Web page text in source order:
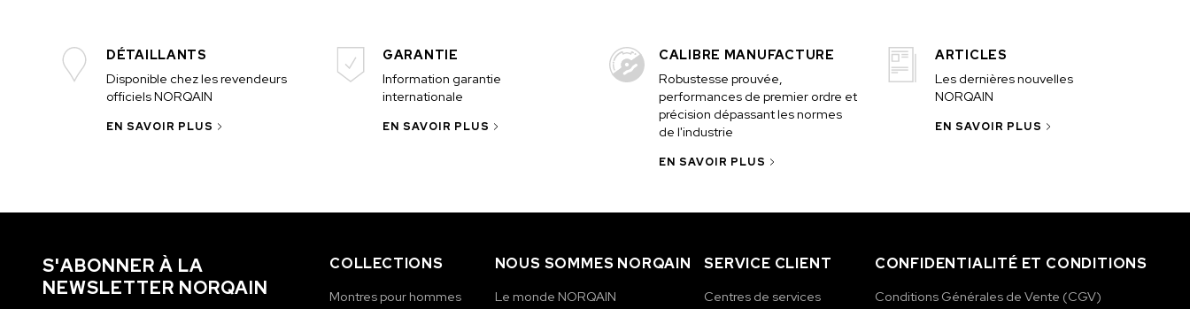
DÉTAILLANTS
Disponible chez les revendeurs
officiels NORQAIN
EN SAVOIR PLUS
GARANTIE
Information garantie
internationale
EN SAVOIR PLUS
CALIBRE MANUFACTURE
Robustesse prouvée,
performances de premier ordre et
précision dépassant les normes
de l'industrie
EN SAVOIR PLUS
ARTICLES
Les dernières nouvelles
NORQAIN
EN SAVOIR PLUS
S'ABONNER À LA
NEWSLETTER NORQAIN
COLLECTIONS
Montres pour hommes
NOUS SOMMES NORQAIN
Le monde NORQAIN
SERVICE CLIENT
Centres de services
CONFIDENTIALITÉ ET CONDITIONS
Conditions Générales de Vente (CGV)